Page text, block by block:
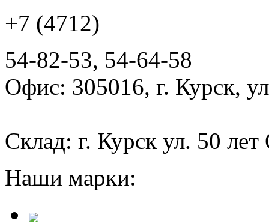
+7 (4712)
54-82-53, 54-64-58
Офис: 305016, г. Курск,
Склад: г. Курск ул. 50 лет
Наши марки: